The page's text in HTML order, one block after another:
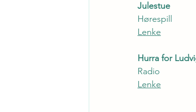
Julestue
Hørespill
Lenke
Hurra for
Radio
Lenke